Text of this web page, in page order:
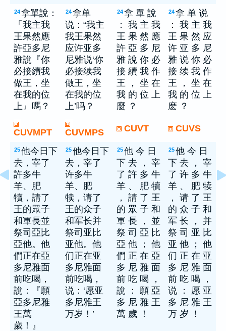
24拿單說：
「我主我
王果然應
許亞多尼
雅說『你
必接續我
做王，坐
在我的位
上』嗎？
24拿单
说：“我主
我王果然
应许亚多
尼雅说‘你
必接续我
做王，坐
在我的位
上’吗？
24拿 單 說
： 我 主 我
王 果 然 應
許 亞 多 尼
雅 說 你 必
接 續 我 作
王 ， 坐 在
我 的 位 上
麼 ？
24拿 单 说
： 我 主 我
王 果 然 应
许 亚 多 尼
雅 说 你 必
接 续 我 作
王 ， 坐 在
我 的 位 上
麽 ？
CUVMPT CUVMPS CUVT CUVS
25他今日下
去，宰了
許多牛
羊、肥
犢，請了
王的眾子
和軍長並
祭司亞比
亞他。他
們正在亞
多尼雅面
前吃喝，
說：『願
亞多尼雅
王萬
歲！』
25他今日下
去，宰了
许多牛
羊、肥
犊，请了
王的众子
和军长并
祭司亚比
亚他。他
们正在亚
多尼雅面
前吃喝，
说：‘愿亚
多尼雅王
万岁！’
25他 今 日
下 去 ， 宰
了 許 多 牛
羊 、 肥 犢
， 請 了 王
的 眾 子 和
軍 長 ， 並
祭 司 亞 比
亞 他 ； 他
們 正 在 亞
多 尼 雅 面
前 吃 喝 ，
說 ： 願 亞
多 尼 雅 王
萬 歲 ！
25他 今 日
下 去 ， 宰
了 许 多 牛
羊 、 肥 犊
， 请 了 王
的 众 子 和
军 长 ， 并
祭 司 亚 比
亚 他 ； 他
们 正 在 亚
多 尼 雅 面
前 吃 喝 ，
说 ： 愿 亚
多 尼 雅 王
万 岁 ！